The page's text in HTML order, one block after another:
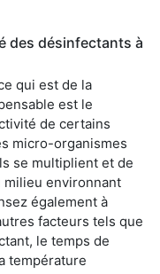
des désinfectants à
qui est de la
est le
de certains
micro-organismes
se multiplient et de
milieu environnant
également à
facteurs tels que
le temps de
température